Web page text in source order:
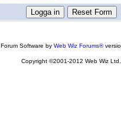
Forum Software byWeb Wiz Forums®
Copyright ©2001-2012 Web Wiz Ltd.